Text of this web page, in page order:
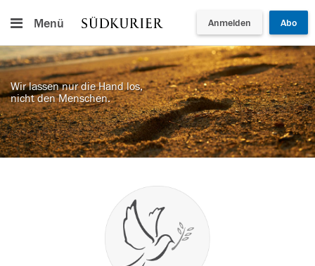
Menü Anmelden Abo
Wir lassen nur die Hand los,
nicht den Menschen.